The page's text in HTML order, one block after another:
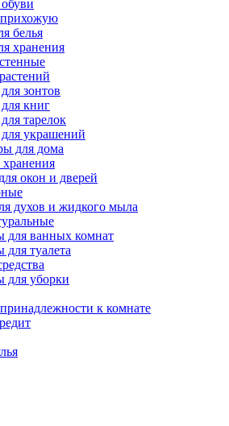
белья
хранения
зонтов
книг
тарелок
украшений
для дома
окон и дверей
духов и жидкого мыла
для ванных комнат
для туалета
для уборки
к комнате